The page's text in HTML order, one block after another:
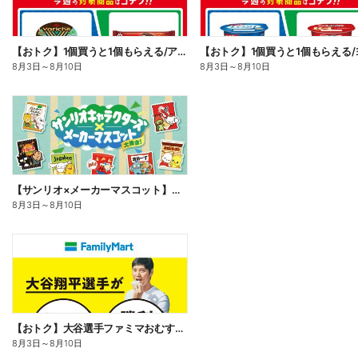
【おトク】1個買うと1個もらえる/アイス
8月3日 ～8月10日 8月3日 ～8月10日
【サンリオ×メーカーマスコット】オリジナルグッズ貰える!
8月3日 ～8月10日
【おトク】大谷選手ファミマおむすび割
8月3日 ～8月10日